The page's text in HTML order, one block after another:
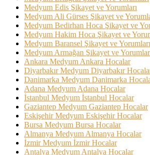
Medyum Edis Şikayet ve Yorumları
Medyum Ali Gürses Şikayet ve
Medyum Bedirhan Hoca Şikayet ve
Medyum Hakim Hoca Şikayet ve
Medyum Baransel Şikayet ve Yorumları
Medyum Armağan Şikayet ve
Ankara Medyum Ankara Hocalar
Diyarbakır Medyum Diyarbakır
Danimarka Medyum Danimarka
Adana Medyum Adana Hocalar
İstanbul Medyum İstanbul Hocalar
Gaziantep Medyum Gaziantep Hocalar
Eskişehir Medyum Eskişehir Hocalar
Bursa Medyum Bursa Hocalar
Almanya Medyum Almanya Hocalar
İzmir Medyum İzmir Hocalar
Antalya Medyum Antalya Hocalar